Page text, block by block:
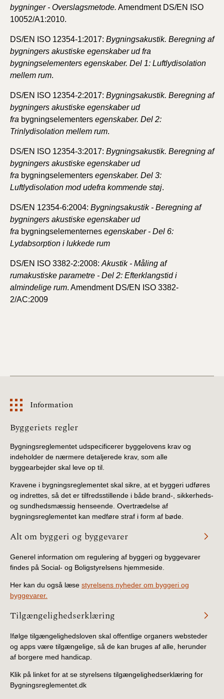
bygninger - Overslagsmetode. Amendment DS/EN ISO
10052/A1:2010.
DS/EN ISO 12354-1:2017: Bygningsakustik. Beregning af
bygningers akustiske egenskaber ud fra
bygningselementers egenskaber. Del 1: Luftlydisolation
mellem rum.
DS/EN ISO 12354-2:2017: Bygningsakustik. Beregning af
bygningers akustiske egenskaber ud
fra bygningselementers egenskaber. Del 2:
Trinlydisolation mellem rum.
DS/EN ISO 12354-3:2017: Bygningsakustik. Beregning af
bygningers akustiske egenskaber ud
fra bygningselementers egenskaber. Del 3:
Luftlydisolation mod udefra kommende støj.
DS/EN 12354-6:2004: Bygningsakustik - Beregning af
bygningers akustiske egenskaber ud
fra bygningselementernes egenskaber - Del 6:
Lydabsorption i lukkede rum
DS/EN ISO 3382-2:2008: Akustik - Måling af
rumakustiske parametre - Del 2: Efterklangstid i
almindelige rum. Amendment DS/EN ISO 3382-
2/AC:2009
Information
Information
Byggeriets regler
Bygningsreglementet udspecificerer byggelovens krav og
indeholder de nærmere detaljerede krav, som alle
byggearbejder skal leve op til.
Kravene i bygningsreglementet skal sikre, at et byggeri udføres
og indrettes, så det er tilfredsstillende i både brand-, sikkerheds-
og sundhedsmæssig henseende. Overtrædelse af
bygningsreglementet kan medføre straf i form af bøde.
Alt om byggeri og byggevarer
Generel information om regulering af byggeri og byggevarer
findes på Social- og Boligstyrelsens hjemmeside.
Her kan du også læse styrelsens nyheder om byggeri og
byggevarer.
Tilgængelighedserklæring
Ifølge tilgængelighedsloven skal offentlige organers websteder
og apps være tilgængelige, så de kan bruges af alle, herunder
af borgere med handicap.
Klik på linket for at se styrelsens tilgængelighedserklæring for
Bygningsreglementet.dk